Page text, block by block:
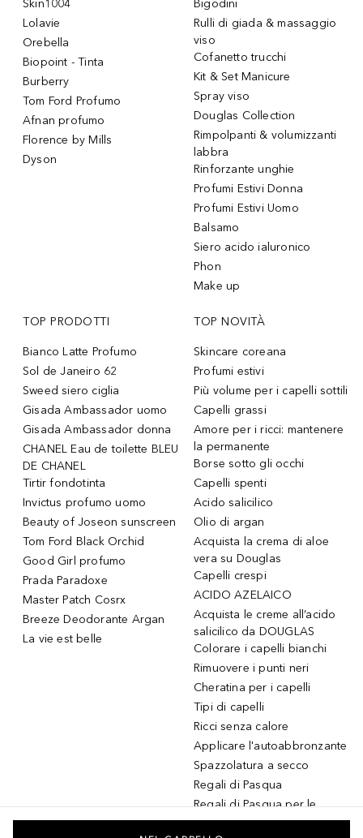
Skin1004
Lolavie
Orebella
Biopoint - Tinta
Burberry
Tom Ford Profumo
Afnan profumo
Florence by Mills
Dyson
Bigodini
Rulli di giada & massaggio
viso
Cofanetto trucchi
Kit & Set Manicure
Spray viso
Douglas Collection
Rimpolpanti & volumizzanti
labbra
Rinforzante unghie
Profumi Estivi Donna
Profumi Estivi Uomo
Balsamo
Siero acido ialuronico
Phon
Make up
TOP PRODOTTI
Bianco Latte Profumo
Sol de Janeiro 62
Sweed siero ciglia
Gisada Ambassador uomo
Gisada Ambassador donna
CHANEL Eau de toilette BLEU
DE CHANEL
Tirtir fondotinta
Invictus profumo uomo
Beauty of Joseon sunscreen
Tom Ford Black Orchid
Good Girl profumo
Prada Paradoxe
Master Patch Cosrx
Breeze Deodorante Argan
La vie est belle
TOP NOVITÀ
Skincare coreana
Profumi estivi
Più volume per i capelli sottili
Capelli grassi
Amore per i ricci: mantenere
la permanente
Borse sotto gli occhi
Capelli spenti
Acido salicilico
Olio di argan
Acquista la crema di aloe
vera su Douglas
Capelli crespi
ACIDO AZELAICO
Acquista le creme all’acido
salicilico da DOUGLAS
Colorare i capelli bianchi
Rimuovere i punti neri
Cheratina per i capelli
Tipi di capelli
Ricci senza calore
Applicare l'autoabbronzante
Spazzolatura a secco
Regali di Pasqua
Regali di Pasqua per le
donne